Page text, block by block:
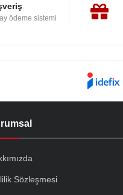
ödeme sistemi
Sözleşmesi